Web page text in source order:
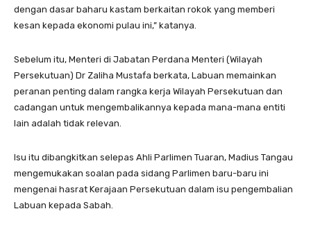
dengan dasar baharu kastam berkaitan rokok yang memberi
kesan kepada ekonomi pulau ini,” katanya.
Sebelum itu, Menteri di Jabatan Perdana Menteri (Wilayah
Persekutuan) Dr Zaliha Mustafa berkata, Labuan memainkan
peranan penting dalam rangka kerja Wilayah Persekutuan dan
cadangan untuk mengembalikannya kepada mana-mana entiti
lain adalah tidak relevan.
Isu itu dibangkitkan selepas Ahli Parlimen Tuaran, Madius Tangau
mengemukakan soalan pada sidang Parlimen baru-baru ini
mengenai hasrat Kerajaan Persekutuan dalam isu pengembalian
Labuan kepada Sabah.